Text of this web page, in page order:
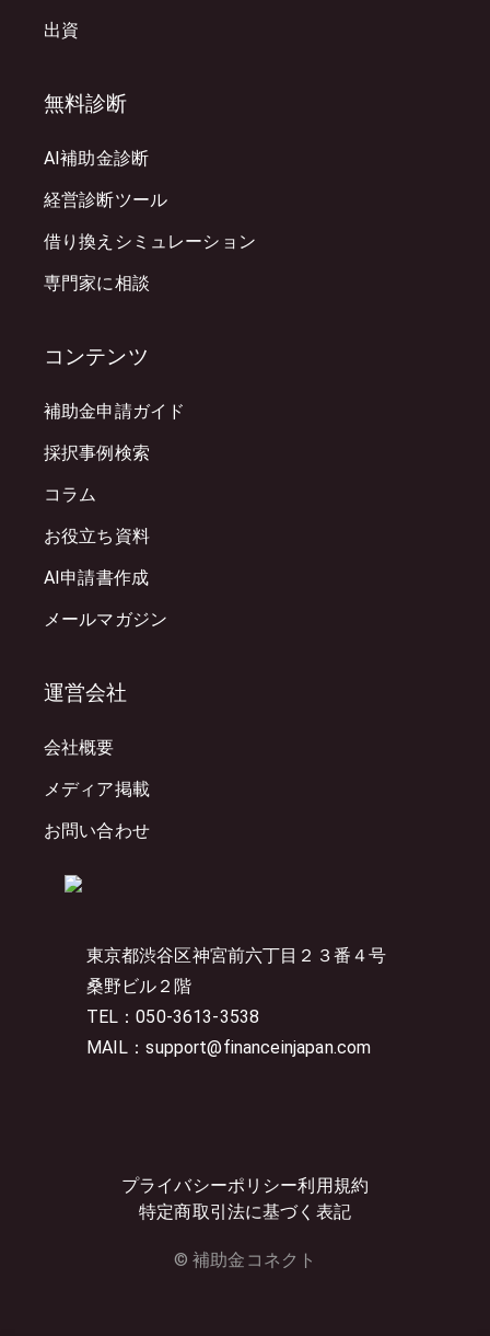
東京都渋谷区神宮前六丁目２３番４号
桑野ビル２階
TEL：050-3613-3538
MAIL：support@financeinjapan.com
プライバシーポリシー利用規約
特定商取引法に基づく表記
© 補助金コネクト
出資
無料診断
AI補助金診断
経営診断ツール
借り換えシミュレーション
専門家に相談
コンテンツ
補助金申請ガイド
採択事例検索
コラム
お役立ち資料
AI申請書作成
メールマガジン
運営会社
会社概要
メディア掲載
お問い合わせ